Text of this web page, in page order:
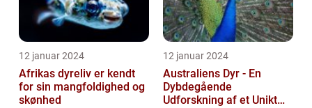
12 januar 2024
Afrikas dyreliv er kendt
for sin mangfoldighed og
skønhed
12 januar 2024
Australiens Dyr - En
Dybdegående
Udforskning af et Unikt